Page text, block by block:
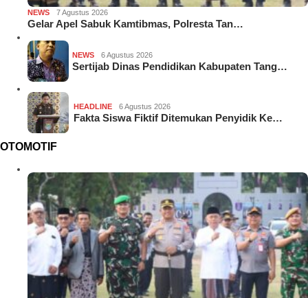
NEWS 7 Agustus 2026
Gelar Apel Sabuk Kamtibmas, Polresta Tan…
NEWS 6 Agustus 2026
Sertijab Dinas Pendidikan Kabupaten Tang…
HEADLINE 6 Agustus 2026
Fakta Siswa Fiktif Ditemukan Penyidik Ke…
OTOMOTIF